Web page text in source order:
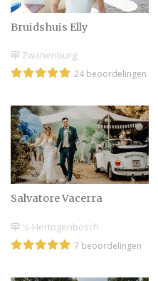
Bruidshuis Elly
Zwanenburg
24 beoordelingen
Salvatore Vacerra
's-Hertogenbosch
7 beoordelingen